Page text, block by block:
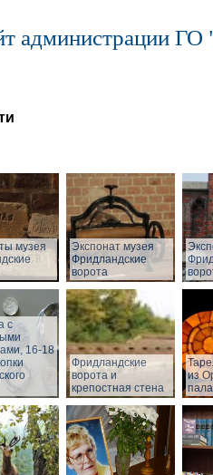
администрации ГО
музея
Экспонат музея
Фридландские
ворота
с
16-18
Фридландские
ворота и
крепостная стена
из